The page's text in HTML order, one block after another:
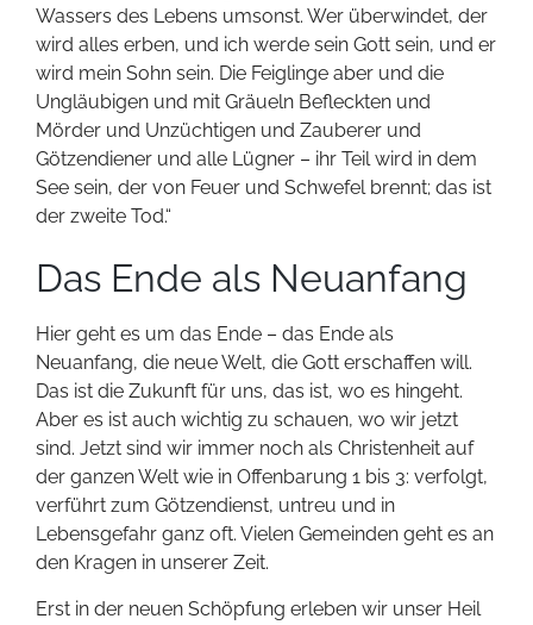
Wassers des Lebens umsonst. Wer überwindet, der
wird alles erben, und ich werde sein Gott sein, und er
wird mein Sohn sein. Die Feiglinge aber und die
Ungläubigen und mit Gräueln Befleckten und
Mörder und Unzüchtigen und Zauberer und
Götzendiener und alle Lügner – ihr Teil wird in dem
See sein, der von Feuer und Schwefel brennt; das ist
der zweite Tod.“
Das Ende als Neuanfang
Hier geht es um das Ende – das Ende als
Neuanfang, die neue Welt, die Gott erschaffen will.
Das ist die Zukunft für uns, das ist, wo es hingeht.
Aber es ist auch wichtig zu schauen, wo wir jetzt
sind. Jetzt sind wir immer noch als Christenheit auf
der ganzen Welt wie in Offenbarung 1 bis 3: verfolgt,
verführt zum Götzendienst, untreu und in
Lebensgefahr ganz oft. Vielen Gemeinden geht es an
den Kragen in unserer Zeit.
Erst in der neuen Schöpfung erleben wir unser Heil